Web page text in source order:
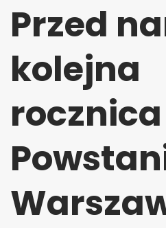
Przed
kolejna
rocznica